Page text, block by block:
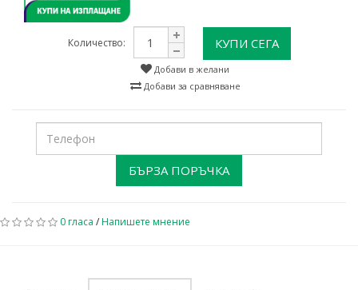
Количество: КУПИ СЕГА
Добави в желани
Добави за сравняване
БЪРЗА ПОРЪЧКА
0 гласа /Напишете мнение